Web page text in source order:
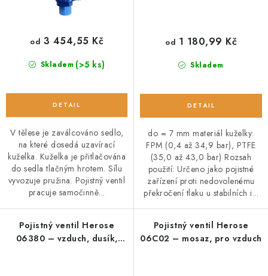
Skladem (>5 ks)
od 3 454,55 Kč
V tělese je zaválcováno sedlo,
na které dosedá uzavírací
kuželka. Kuželka je přitlačována
do sedla tlačným hrotem. Sílu
vyvozuje pružina. Pojistný ventil
pracuje samočinně...
Skladem
od 1 180,99 Kč
do = 7 mm materiál kuželky:
FPM (0,4 až 34,9 bar), PTFE
(35,0 až 43,0 bar) Rozsah
použití: Určeno jako pojistné
zařízení proti nedovolenému
překročení tlaku u stabilních i...
Pojistný ventil Herose
06380 – vzduch, dusík,
Pojistný ventil Herose
06C02 – mosaz, pro vzduch